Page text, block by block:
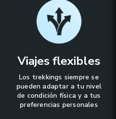
Viajes flexibles
Los trekkings siempre se
pueden adaptar a tu nivel
de condición física y a tus
preferencias personales